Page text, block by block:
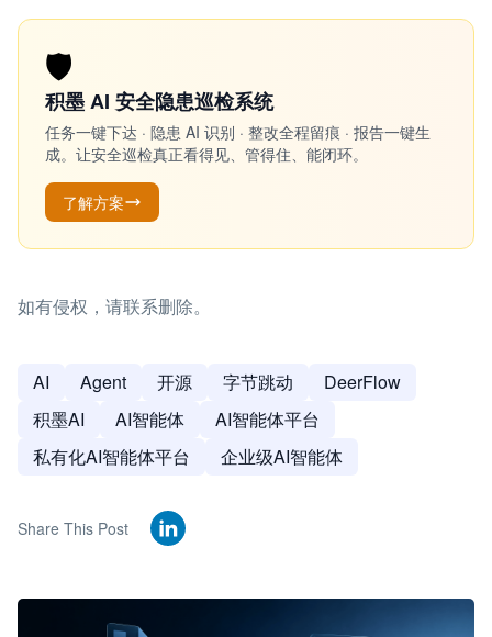
🛡️
积墨 AI 安全隐患巡检系统
任务一键下达 · 隐患 AI 识别 · 整改全程留痕 · 报告一键生
成。让安全巡检真正看得见、管得住、能闭环。
了解方案
如有侵权，请联系删除。
AI Agent 开源 字节跳动
DeerFlow
积墨AI
AI智能体
AI智能体平台
私有化AI智能体平台
企业级AI智能体
Share This Post